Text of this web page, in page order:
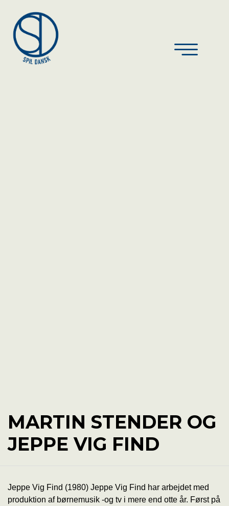
MARTIN STENDER OG
JEPPE VIG FIND
Jeppe Vig Find (1980) Jeppe Vig Find har arbejdet med
produktion af børnemusik -og tv i mere end otte år. Først på